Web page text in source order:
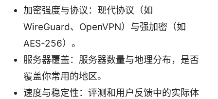
加密强度与协议：现代协议（如
WireGuard、OpenVPN）与强加密（如
AES-256）。
服务器覆盖：服务器数量与地理分布，是否
覆盖你常用的地区。
速度与稳定性：评测和用户反馈中的实际体